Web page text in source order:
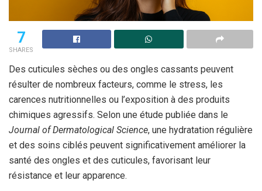
7
SHARES
Des cuticules sèches ou des ongles cassants peuvent
résulter de nombreux facteurs, comme le stress, les
carences nutritionnelles ou l’exposition à des produits
chimiques agressifs. Selon une étude publiée dans le
Journal of Dermatological Science, une hydratation régulière
et des soins ciblés peuvent significativement améliorer la
santé des ongles et des cuticules, favorisant leur
résistance et leur apparence.